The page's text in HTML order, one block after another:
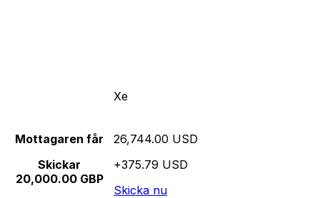
Xe
Mottagaren får
Skickar
20,000.00 GBP
26,744.00 USD
+375.79 USD
Skicka nu